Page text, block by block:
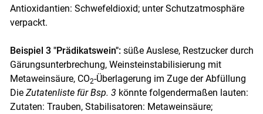
Antioxidantien: Schwefeldioxid; unter Schutzatmosphäre
verpackt.
Beispiel 3 "Prädikatswein":süße Auslese, Restzucker durch
Gärungsunterbrechung, Weinsteinstabilisierung mit
Metaweinsäure, CO2-Überlagerung im Zuge der Abfüllung
Die Zutatenliste für Bsp. 3könnte folgendermaßen lauten:
Zutaten: Trauben, Stabilisatoren: Metaweinsäure;